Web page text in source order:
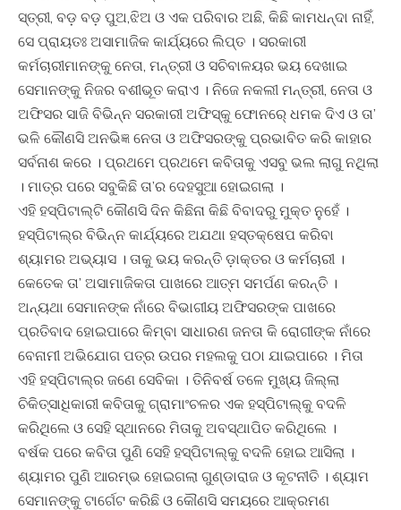
ସ୍ତ୍ରୀ, ବଡ଼ ବଡ଼ ପୁଅ,ଝିଅ ଓ ଏକ ପରିବାର ଅଛି, କିଛି କାମଧନ୍ଦା ନାହିଁ,
ସେ ପ୍ରାୟତଃ ଅସାମାଜିକ କାର୍ଯ୍ୟରେ ଲିପ୍ତ । ସରକାରୀ
କର୍ମଚାରୀମାନଙ୍କୁ ନେତା, ମନ୍ତ୍ରୀ ଓ ସଚିବାଳୟର ଭୟ ଦେଖାଇ
ସେମାନଙ୍କୁ ନିଜର ବଶୀଭୂତ କରାଏ । ନିଜେ ନକଲୀ ମନ୍ତ୍ରୀ, ନେତା ଓ
ଅଫିସର ସାଜି ବିଭିନ୍ନ ସରକାରୀ ଅଫିସ୍‌କୁ ଫୋନରେ୍ ଧମକ ଦିଏ ଓ ତା’
ଭଳି କୌଣସି ଅନଭିଜ୍ଞ ନେତା ଓ ଅଫିସରଙ୍କୁ ପ୍ରଭାବିତ କରି କାହାର
ସର୍ବନାଶ କରେ । ପ୍ରଥମେ ପ୍ରଥମେ କବିତାକୁ ଏସବୁ ଭଲ ଲାଗୁ ନଥିଲା
। ମାତ୍ର ପରେ ସବୁକିଛି ତା’ର ଦେହସୁଆ ହୋଇଗଲା ।
ଏହି ହସ୍ପିଟାଲ୍‌ଟି କୌଣସି ଦିନ କିଛିନା କିଛି ବିବାଦରୁ ମୁକ୍ତ ନୁହେଁ ।
ହସ୍ପିଟାଲ୍‌ର ବିଭିନ୍ନ କାର୍ଯ୍ୟରେ ଅଯଥା ହସ୍ତକ୍ଷେପ କରିବା
ଶ୍ୟାମର ଅଭ୍ୟାସ । ତାକୁ ଭୟ କରନ୍ତି ଡ଼ାକ୍ତର ଓ କର୍ମଚାରୀ ।
କେତେକ ତା’ ଅସାମାଜିକତା ପାଖରେ ଆତ୍ମ ସମର୍ପଣ କରନ୍ତି ।
ଅନ୍ୟଥା ସେମାନଙ୍କ ନାଁରେ ବିଭାଗୀୟ ଅଫିସରଙ୍କ ପାଖରେ
ପ୍ରତିବାଦ ହୋଇପାରେ କିମ୍ବା ସାଧାରଣ ଜନତା କି ରୋଗୀଙ୍କ ନାଁରେ
ବେନାମୀ ଅଭିଯୋଗ ପତ୍ର ଉପର ମହଲକୁ ପଠା ଯାଇପାରେ । ମିତା
ଏହି ହସ୍ପିଟାଲ୍‌ର ଜଣେ ସେବିକା । ତିନିବର୍ଷ ତଳେ ମୁଖ୍ୟ ଜିଲ୍ଲା
ଚିକିତ୍ସାଧିକାରୀ କବିତାକୁ ଗ୍ରାମାଂଚଳର ଏକ ହସ୍ପିଟାଲ୍‌କୁ ବଦଳି
କରିଥିଲେ ଓ ସେହି ସ୍ଥାନରେ ମିତାକୁ ଅବସ୍ଥାପିତ କରିଥିଲେ ।
ବର୍ଷକ ପରେ କବିତା ପୁଣି ସେହି ହସ୍ପିଟାଲ୍‌କୁ ବଦଳି ହୋଇ ଆସିଲା ।
ଶ୍ୟାମର ପୁଣି ଆରମ୍ଭ ହୋଇଗଲା ଗୁଣ୍ଡାରାଜ ଓ କୂଟନୀତି । ଶ୍ୟାମ
ସେମାନଙ୍କୁ ଟାର୍ଗେଟ କରିଛି ଓ କୌଣସି ସମୟରେ ଆକ୍ରମଣ